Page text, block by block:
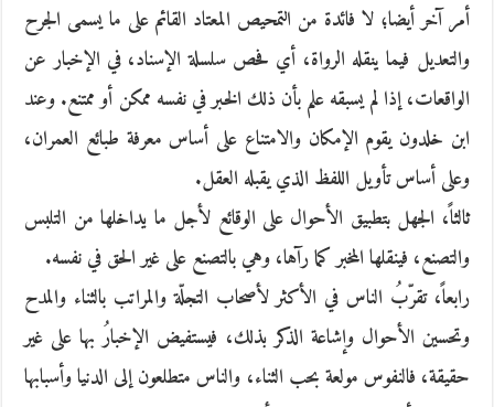
أمر آخر أيضا؛ لا فائدة من التمحيص المعتاد القائم على ما يسمى الجرح
والتعديل فيما ينقله الرواة، أي فحص سلسلة الإسناد، في الإخبار عن
الواقعات، إذا لم يسبقه علم بأن ذلك الخبر في نفسه ممكن أو ممتنع. وعند
ابن خلدون يقوم الإمكان والامتناع على أساس معرفة طبائع العمران،
وعلى أساس تأويل اللفظ الذي يقبله العقل.
ثالثاً، الجهل بتطبيق الأحوال على الوقائع لأجل ما يداخلها من التلبس
والتصنع، فينقلها المخبر كما رآها، وهي بالتصنع على غير الحق في نفسه.
رابعاً، تقرّبُ الناس في الأكثر لأصحاب التجلّة والمراتب بالثناء والمدح
وتحسين الأحوال وإشاعة الذكر بذلك، فيستفيض الإخبارُ بها على غير
حقيقة، فالنفوس مولعة بحب الثناء، والناس متطلعون إلى الدنيا وأسبابها